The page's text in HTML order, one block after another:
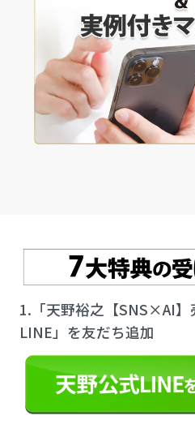
1.「天野裕之【SNS×AI】
LINE」を友だち追加